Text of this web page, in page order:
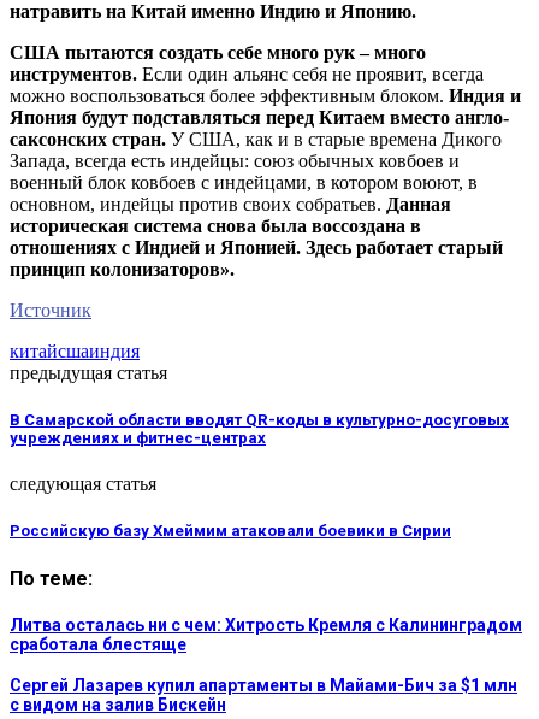
натравить на Китай именно Индию и Японию.
США пытаются создать себе много рук – много
инструментов. Если один альянс себя не проявит, всегда
можно воспользоваться более эффективным блоком. Индия и
Япония будут подставляться перед Китаем вместо англо-
саксонских стран. У США, как и в старые времена Дикого
Запада, всегда есть индейцы: союз обычных ковбоев и
военный блок ковбоев с индейцами, в котором воюют, в
основном, индейцы против своих собратьев. Данная
историческая система снова была воссоздана в
отношениях с Индией и Японией. Здесь работает старый
принцип колонизаторов».
Источник
китайсшаиндия
предыдущая статья
В Самарской области вводят QR-коды в культурно-досуговых
учреждениях и фитнес-центрах
следующая статья
Российскую базу Хмеймим атаковали боевики в Сирии
По теме:
Литва осталась ни с чем: Хитрость Кремля с Калининградом
сработала блестяще
Сергей Лазарев купил апартаменты в Майами-Бич за $1 млн
с видом на залив Бискейн